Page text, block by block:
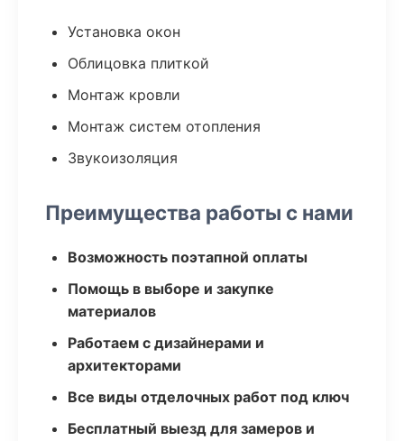
Установка окон
Облицовка плиткой
Монтаж кровли
Монтаж систем отопления
Звукоизоляция
Преимущества работы с нами
Возможность поэтапной оплаты
Помощь в выборе и закупке
материалов
Работаем с дизайнерами и
архитекторами
Все виды отделочных работ под ключ
Бесплатный выезд для замеров и